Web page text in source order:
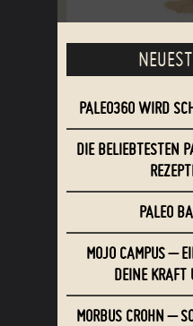
PALEO360 WIRD
DIE BELIEBTESTEN
PALEO
MOJO CAMPUS –
DEINE KRAFT
MORBUS CROHN –